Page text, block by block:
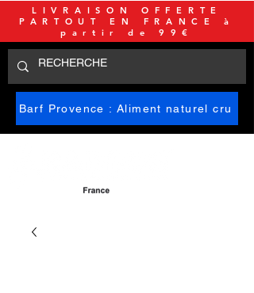
Barf Provence : Aliment naturel cru
LIVRAISON OFFERTE
PARTOUT EN FRANCE à
partir de 99€